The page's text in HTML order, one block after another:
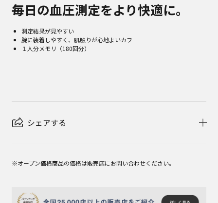
毎日の血圧測定をより快適に。
測定結果が見やすい
腕に装着しやすく、肌触りが心地よいカフ
１人分メモリ（180回分）
シェアする
※オープン価格商品の価格は販売店にお問い合わせください。